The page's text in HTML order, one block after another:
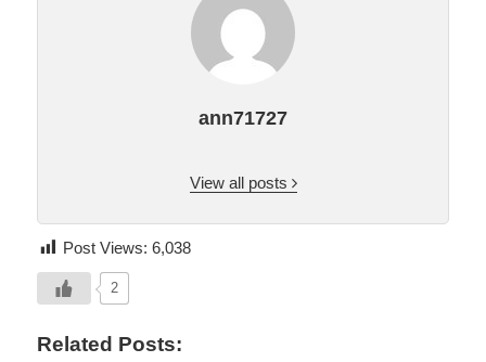
ann71727
View all posts
Post Views: 6,038
2
Related Posts: